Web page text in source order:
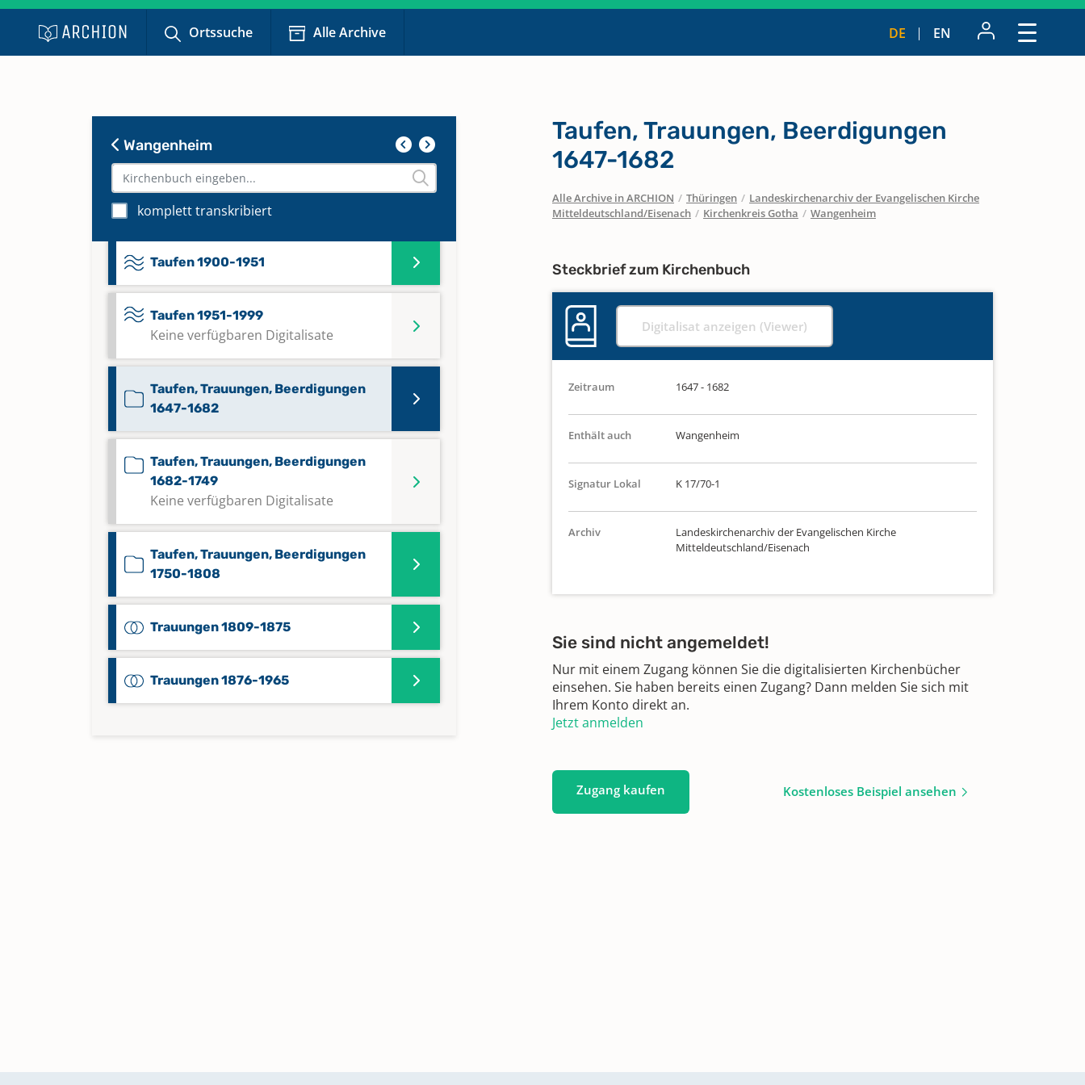
Ortssuche Alle Archive DE EN
Wangenheim
komplett transkribiert
Taufen 1875
Taufen 1876-1899
Taufen 1900-1951
Taufen 1951-1999
Keine verfügbaren Digitalisate
Taufen, Trauungen, Beerdigungen
1647-1682
Taufen, Trauungen, Beerdigungen
1682-1749
Keine verfügbaren Digitalisate
Taufen, Trauungen, Beerdigungen
1750-1808
Trauungen 1809-1875
Trauungen 1876-1965
Taufen, Trauungen, Beerdigungen
1647-1682
Alle Archive in ARCHION / Thüringen / Landeskirchenarchiv der Evangelischen Kirche
Mitteldeutschland/Eisenach / Kirchenkreis Gotha / Wangenheim
Steckbrief zum Kirchenbuch
Digitalisat anzeigen (Viewer)
Zeitraum 1647 - 1682
Enthält auch Wangenheim
Signatur Lokal K 17/70-1
Archiv
Landeskirchenarchiv der Evangelischen Kirche
Mitteldeutschland/Eisenach
Sie sind nicht angemeldet!
Nur mit einem Zugang können Sie die digitalisierten Kirchenbücher
einsehen. Sie haben bereits einen Zugang? Dann melden Sie sich mit
Ihrem Konto direkt an.
Jetzt anmelden
Zugang kaufen Kostenloses Beispiel ansehen